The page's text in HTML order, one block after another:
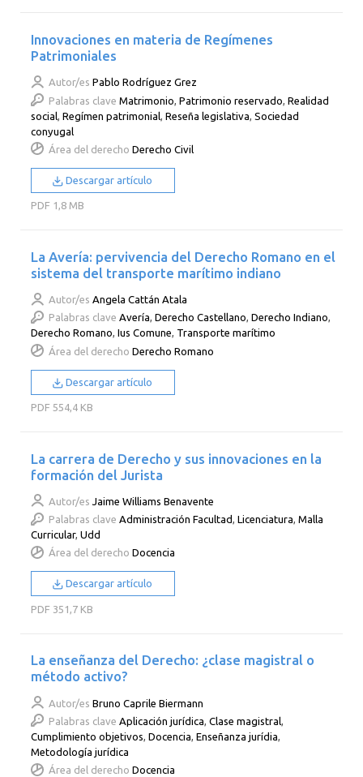
Innovaciones en materia de Regímenes
Patrimoniales
Autor/es Pablo Rodríguez Grez
Palabras clave Matrimonio ,Patrimonio reservado ,Realidad
social ,Regímen patrimonial ,Reseña legislativa ,Sociedad
conyugal
Área del derecho Derecho Civil
Descargar artículo
PDF 1,8 MB
La Avería: pervivencia del Derecho Romano en el
sistema del transporte marítimo indiano
Autor/es Angela Cattán Atala
Palabras clave Avería,Derecho Castellano,Derecho Indiano,
Derecho Romano,Ius Comune, Transporte marítimo
Área del derecho Derecho Romano
Descargar artículo
PDF 554,4 KB
La carrera de Derecho y sus innovaciones en la
formación del Jurista
Autor/es Jaime Williams Benavente
Palabras clave Administración Facultad,Licenciatura,Malla
Curricular,Udd
Área del derecho Docencia
Descargar artículo
PDF 351,7 KB
La enseñanza del Derecho: ¿clase magistral o
método activo?
Autor/es Bruno Caprile Biermann
Palabras clave Aplicación jurídica,Clase magistral,
Cumplimiento objetivos,Docencia,Enseñanza jurídia,
Metodología jurídica
Área del derecho Docencia